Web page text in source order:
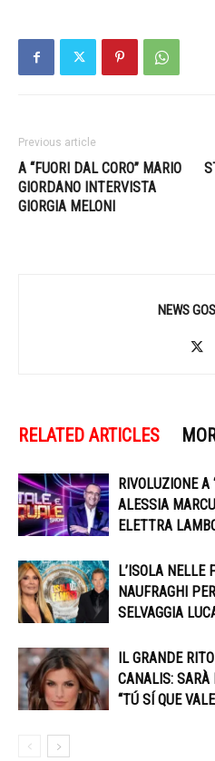
Previous article
A “FUORI DAL CORO” MARIO
GIORDANO INTERVISTA
GIORGIA MELONI
NEWS
RELATED ARTICLES
RIVOLUZIONE A
ALESSIA
ELETTRA
L’ISOLA NELLE
NAUFRAGHI
SELVAGGIA
IL GRANDE
CANALIS: SARÀ
“TÚ SÍ QUE